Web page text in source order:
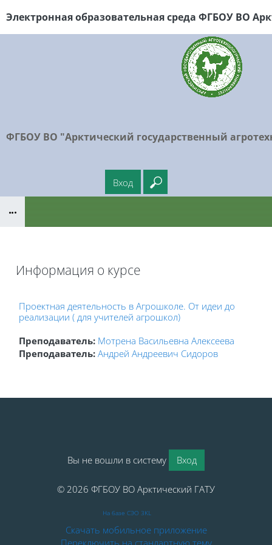
Электронная образовательная среда ФГБОУ ВО
ФГБОУ ВО "Арктический государственный
Введите ваш поисковый
Вход
Информация о курсе
Проектная деятельность в Агрошколе. От идеи до
реализации ( для учителей агрошкол)
Преподаватель: Мотрена Васильевна Алексеева
Преподаватель: Андрей Андреевич Сидоров
Вы не вошли в систему Вход
© 2026 ФГБОУ ВО Арктический ГАТУ
На базе СЭО 3KL
Скачать мобильное приложение
Переключить на стандартную тему